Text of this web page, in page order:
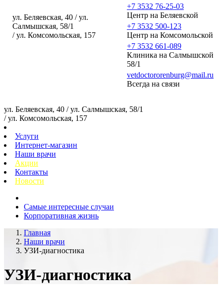
ул. Беляевская, 40 / ул.
Салмышская, 58/1
/ ул. Комсомольская, 157
+7 3532 76-25-03
Центр на Беляевской
+7 3532 500-123
Центр на Комсомольской
+7 3532 661-089
Клиника на Салмышской
58/1
vetdoctororenburg@mail.ru
Всегда на связи
ул. Беляевская, 40 / ул. Салмышская, 58/1
/ ул. Комсомольская, 157
Услуги
Интернет-магазин
Наши врачи
Акции
Контакты
Новости
Самые интересные случаи
Корпоративная жизнь
Главная
Наши врачи
УЗИ-диагностика
УЗИ-диагностика